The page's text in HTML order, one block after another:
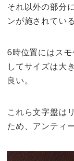
それ以外の部分
ンが施されている
6時位置にはス
してサイズは大
良い。
これら文字盤は
ため、アンティ